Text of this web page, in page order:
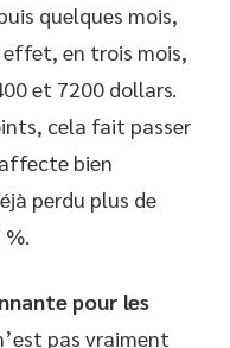
quelques mois,
effet, en trois mois,
et 7200 dollars.
cela fait passer
bien
perdu plus de
pour les
pas vraiment